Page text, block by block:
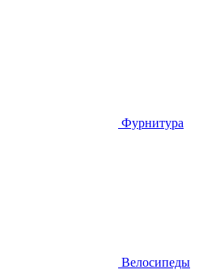
Фурнитура
Велосипеды